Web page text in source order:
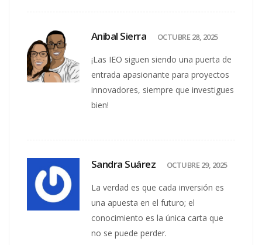
Anibal Sierra OCTUBRE 28, 2025
¡Las IEO siguen siendo una puerta de
entrada apasionante para proyectos
innovadores, siempre que investigues
bien!
Sandra Suárez OCTUBRE 29, 2025
La verdad es que cada inversión es
una apuesta en el futuro; el
conocimiento es la única carta que
no se puede perder.